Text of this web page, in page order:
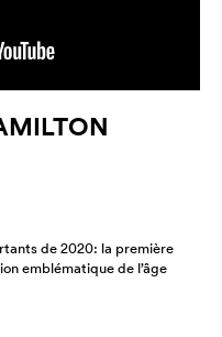
de 2020: la première
emblématique de l’âge